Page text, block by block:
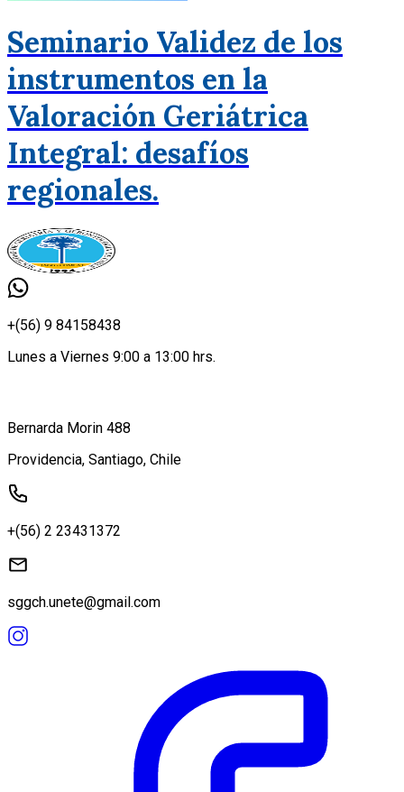
Seminario Validez de los
instrumentos en la
Valoración Geriátrica
Integral: desafíos
regionales.
+(56) 9 84158438
Lunes a Viernes 9:00 a 13:00 hrs.
Bernarda Morin 488
Providencia, Santiago, Chile
+(56) 2 23431372
sggch.unete@gmail.com